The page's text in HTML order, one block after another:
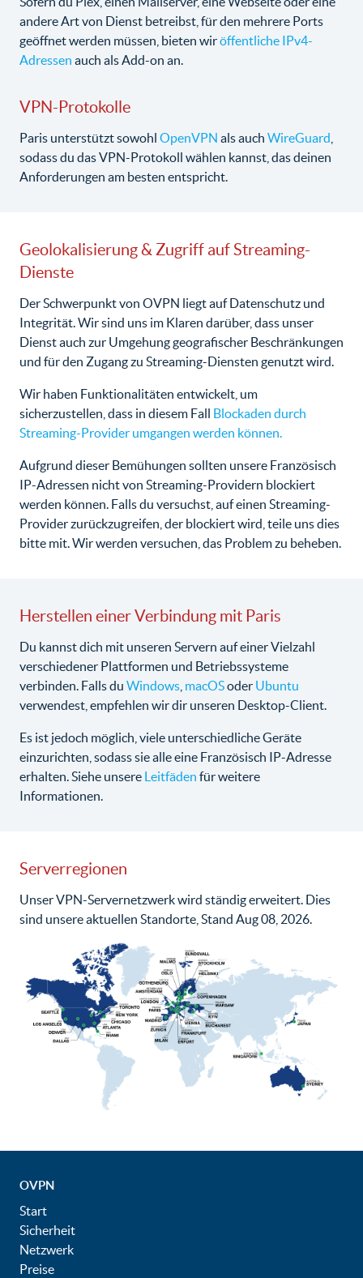
andere Art von Dienst betreibst, für den mehrere Ports
geöffnet werden müssen, bieten wiröffentliche IPv4-
Adressen auch als Add-on an.
VPN-Protokolle
Paris unterstützt sowohl OpenVPN als auch WireGuard
sodass du das VPN-Protokoll wählen kannst, das deinen
Anforderungen am besten entspricht.
Geolokalisierung & Zugriff auf Streaming-
Dienste
Der Schwerpunkt von OVPN liegt auf Datenschutz und
Integrität. Wir sind uns im Klaren darüber, dass unser
Dienst auch zur Umgehung geografischer Beschränkungen
und für den Zugang zu Streaming-Diensten genutzt wird.
Wir haben Funktionalitäten entwickelt, um
sicherzustellen, dass in diesem Fall
Blockaden durch
Streaming-Provider umgangen werden können.
Aufgrund dieser Bemühungen sollten unsere Französisch
IP-Adressen nicht von Streaming-Providern blockiert
werden können. Falls du versuchst, auf einen Streaming-
Provider zurückzugreifen, der blockiert wird, teile uns dies
bitte mit. Wir werden versuchen, das Problem zu beheben.
Herstellen einer Verbindung mit Paris
Du kannst dich mit unseren Servern auf einer Vielzahl
verschiedener Plattformen und Betriebssysteme
verbinden. Falls du Windows macOSoder Ubuntu
verwendest, empfehlen wir dir unseren Desktop-Client.
Es ist jedoch möglich, viele unterschiedliche Geräte
einzurichten, sodass sie alle eine Französisch IP-Adresse
erhalten. Siehe unsere
Leitfäden für weitere
Informationen.
Serverregionen
Unser VPN-Servernetzwerk wird ständig erweitert. Dies
sind unsere aktuellen Standorte, Stand Aug 08, 2026.
OVPN
Start
Sicherheit
Netzwerk
Preise